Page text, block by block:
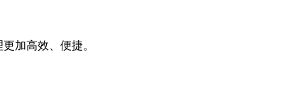
加高效、便捷。